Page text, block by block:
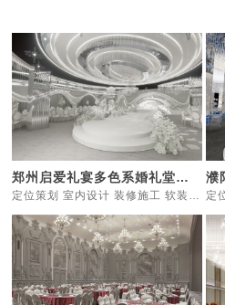
郑州启爱礼宴多色系婚礼堂装修设计